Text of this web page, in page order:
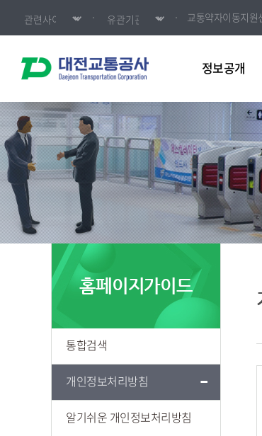
교통약자이동지원
정보공개
홈페이지가이드
통합검색
개인정보처리방침
알기쉬운 개인정보처리방침